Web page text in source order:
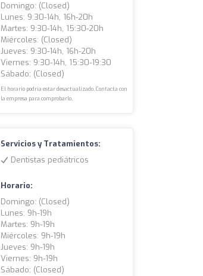
Domingo: (closed)
Lunes: 9:30-14h, 16h-20h
Martes: 9:30-14h, 15:30-20h
Miércoles: (closed)
Jueves: 9:30-14h, 16h-20h
Viernes: 9:30-14h, 15:30-19:30
Sábado: (closed)
El horario podría estar desactualizado. Contacta con
la empresa para comprobarlo.
Servicios y Tratamientos:
Dentistas pediátricos
Horario:
Domingo: (closed)
Lunes: 9h-19h
Martes: 9h-19h
Miércoles: 9h-19h
Jueves: 9h-19h
Viernes: 9h-19h
Sábado: (closed)